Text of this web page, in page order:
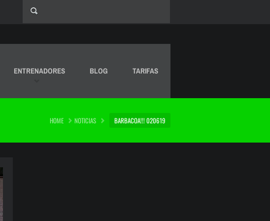
ENTRENADORES BLOG TARIFAS
HOME NOTICIAS BARBACOA!!! 020619